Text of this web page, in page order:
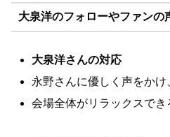
大泉洋のフォローやファンの
大泉洋さんの対応
永野さんに優しく声をか
会場全体がリラックスで